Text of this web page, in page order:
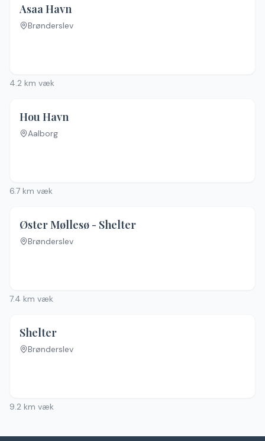
Asaa Havn
Brønderslev
4.2 km væk
Hou Havn
Aalborg
6.7 km væk
Øster Møllesø - Shelter
Brønderslev
7.4 km væk
Shelter
Brønderslev
9.2 km væk